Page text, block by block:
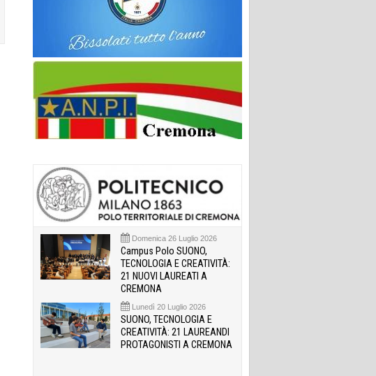
Domenica 26 Luglio 2026
Campus Polo SUONO,
TECNOLOGIA E CREATIVITÀ:
21 NUOVI LAUREATI A
CREMONA
Lunedì 20 Luglio 2026
SUONO, TECNOLOGIA E
CREATIVITÀ: 21 LAUREANDI
PROTAGONISTI A CREMONA